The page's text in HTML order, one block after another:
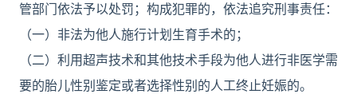
管部门依法予以处罚；构成犯罪的，依法追究刑事责任：
（一）非法为他人施行计划生育手术的；
（二）利用超声技术和其他技术手段为他人进行非医学需
要的胎儿性别鉴定或者选择性别的人工终止妊娠的。